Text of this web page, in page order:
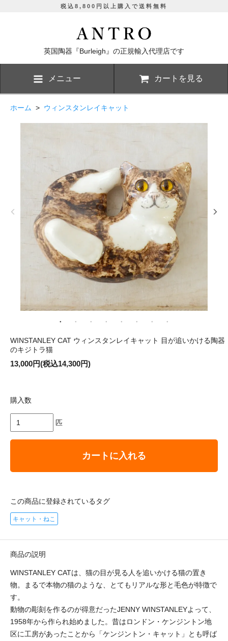
税込8,800円以上購入で送料無料
英国陶器『Burleigh』の正規輸入代理店です
メニュー カートを見る
ホーム > ウィンスタンレイキャット
WINSTANLEY CAT ウィンスタンレイキャット 目が追いかける陶器
のキジトラ猫
13,000円(税込14,300円)
購入数
匹
カートに入れる
この商品に登録されているタグ
キャット・ねこ
商品の説明
WINSTANLEY CATは、猫の目が見る人を追いかける猫の置き
物。まるで本物の猫のような、とてもリアルな形と毛色が特徴で
す。
動物の彫刻を作るのが得意だったJENNY WINSTANLEYよって、
1958年から作られ始めました。昔はロンドン・ケンジントン地
区に工房があったことから「ケンジントン・キャット」とも呼ば